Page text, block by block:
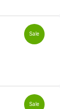
Sale
Sale